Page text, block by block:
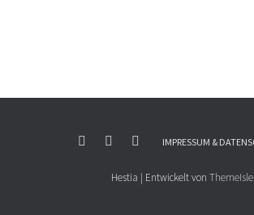
IMPRESSUM &
Hestia | Entwickelt von ThemeIsle